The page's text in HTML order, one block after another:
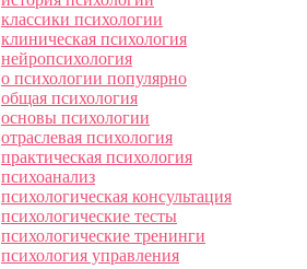
классики психологии
клиническая психология
нейропсихология
о психологии популярно
общая психология
основы психологии
отраслевая психология
практическая психология
психоанализ
психологическая консультация
психологические тесты
психологические тренинги
психология управления